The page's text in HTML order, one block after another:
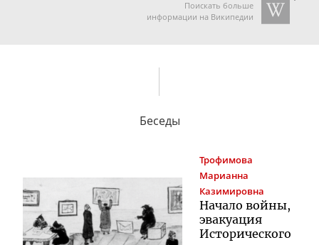
Поискать больше
информации на Википедии
Беседы
Трофимова
Марианна
Казимировна
Начало войны,
эвакуация
Исторического